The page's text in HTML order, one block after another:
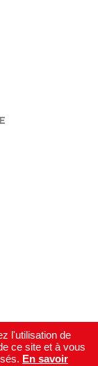
l'utilisation de
ce site et à vous
En savoir